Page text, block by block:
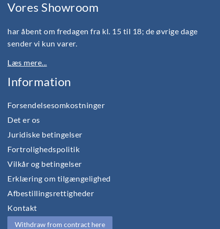
Vores Showroom
har åbent om fredagen fra kl. 15 til 18; de øvrige dage
sender vi kun varer.
Læs mere...
Information
Forsendelsesomkostninger
Det er os
Juridiske betingelser
Fortrolighedspolitik
Vilkår og betingelser
Erklæring om tilgængelighed
Afbestillingsrettigheder
Kontakt
Withdraw from contract here